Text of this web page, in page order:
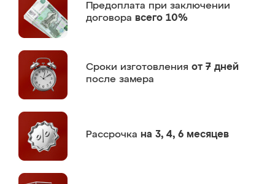
Предоплата при заключении
договора всего 10%
Сроки изготовления от 7 дней
после замера
Рассрочка на 3, 4, 6 месяцев